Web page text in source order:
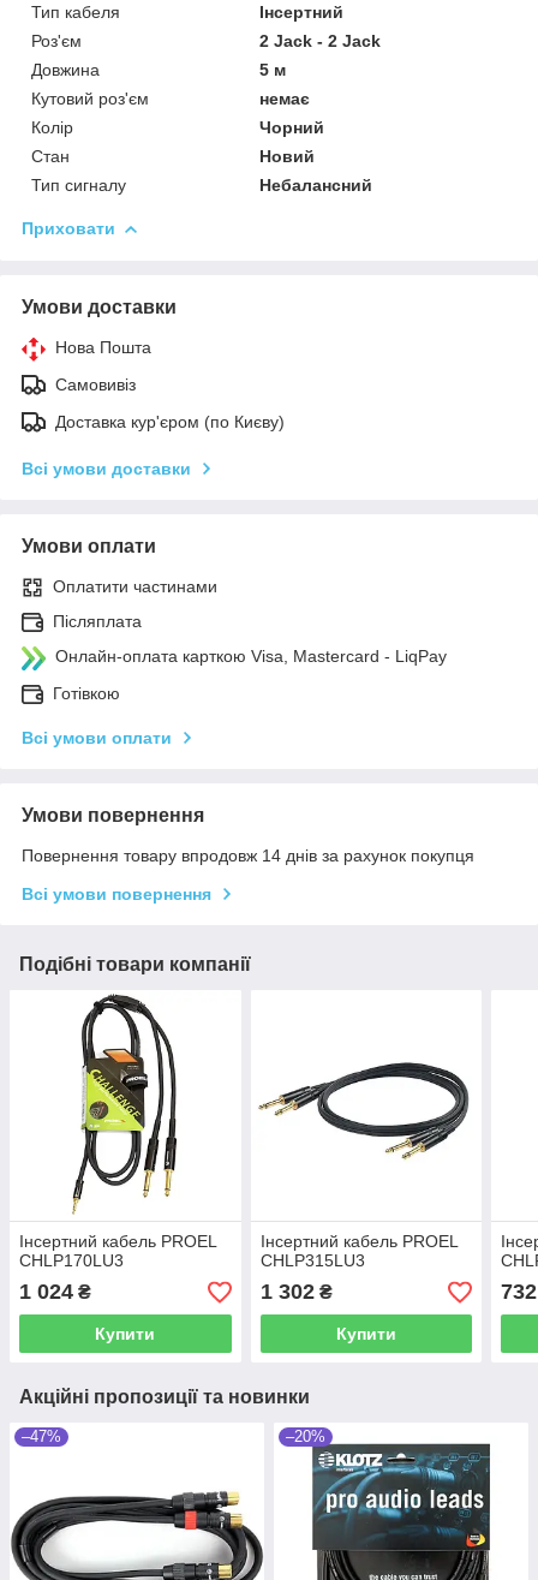
Тип кабеля
Інсертний
Роз'єм
2 Jack - 2 Jack
Довжина
5 м
Кутовий роз'єм
немає
Колір
Чорний
Стан
Новий
Тип сигналу
Небалансний
Приховати
Умови доставки
Нова Пошта
Самовивіз
Доставка кур'єром (по Києву)
Всі умови доставки
Умови оплати
Оплатити частинами
Післяплата
Онлайн-оплата карткою Visa, Mastercard - LiqPay
Готівкою
Всі умови оплати
Умови повернення
Повернення товару впродовж 14 днів за рахунок покупця
Всі умови повернення
Подібні товари компанії
Інсертний кабель PROEL
CHLP170LU3
1 024 ₴
Купити
Інсертний кабель PROEL
CHLP315LU3
1 302₴
Купити
732
Акційні пропозиції та новинки
–47% –20%